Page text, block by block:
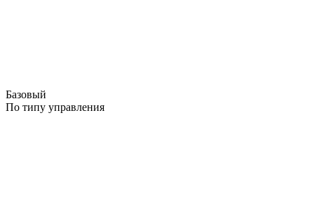
Базовый
По типу управления